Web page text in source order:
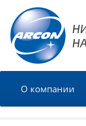
О компании